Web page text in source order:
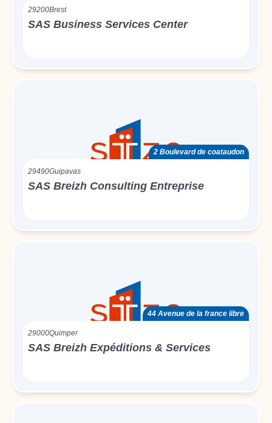
29200Brest
SAS Business Services Center
2 Boulevard de coataudon
29490Guipavas
SAS Breizh Consulting Entreprise
44 Avenue de la france libre
29000Quimper
SAS Breizh Expéditions & Services